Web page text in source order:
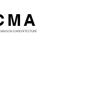
D'ARCHITECTURE